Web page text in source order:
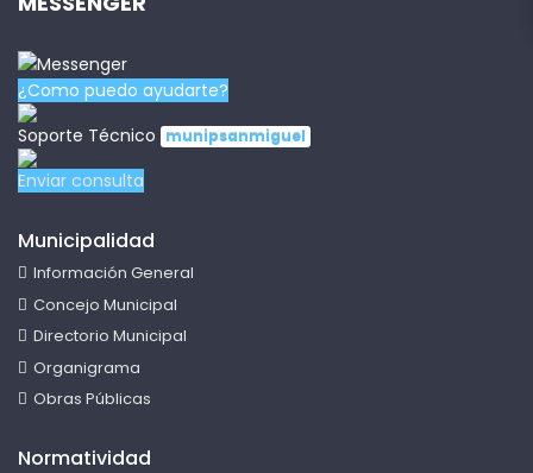
¿Como puedo ayudarte?
Soporte Técnico
munipsanmiguel
Enviar consulta
Municipalidad
Información General
Concejo Municipal
Directorio Municipal
Organigrama
Obras Públicas
Normatividad